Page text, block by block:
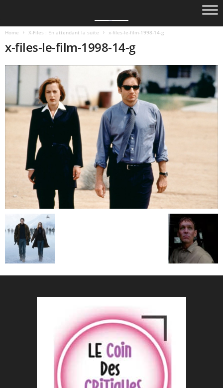
Home X-Files : En attendant la suite x-files-le-film-1998-14-g
x-files-le-film-1998-14-g